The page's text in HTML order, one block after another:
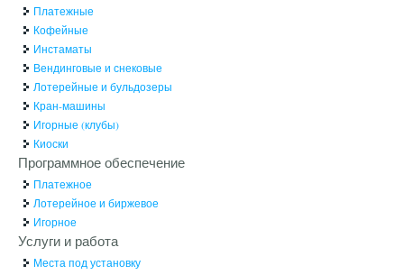
Платежные
Кофейные
Инстаматы
Вендинговые и снековые
Лотерейные и бульдозеры
Кран-машины
Игорные (клубы)
Киоски
Программное обеспечение
Платежное
Лотерейное и биржевое
Игорное
Услуги и работа
Места под установку